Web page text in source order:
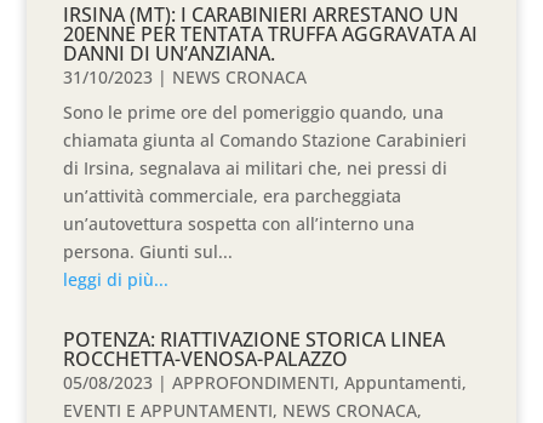
IRSINA (MT): I CARABINIERI ARRESTANO UN
20ENNE PER TENTATA TRUFFA AGGRAVATA AI
DANNI DI UN’ANZIANA.
31/10/2023 | NEWS CRONACA
Sono le prime ore del pomeriggio quando, una
chiamata giunta al Comando Stazione Carabinieri
di Irsina, segnalava ai militari che, nei pressi di
un’attività commerciale, era parcheggiata
un’autovettura sospetta con all’interno una
persona. Giunti sul...
leggi di più...
POTENZA: RIATTIVAZIONE STORICA LINEA
ROCCHETTA-VENOSA-PALAZZO
05/08/2023 |APPROFONDIMENTI,Appuntamenti,
EVENTI E APPUNTAMENTI, NEWS CRONACA,